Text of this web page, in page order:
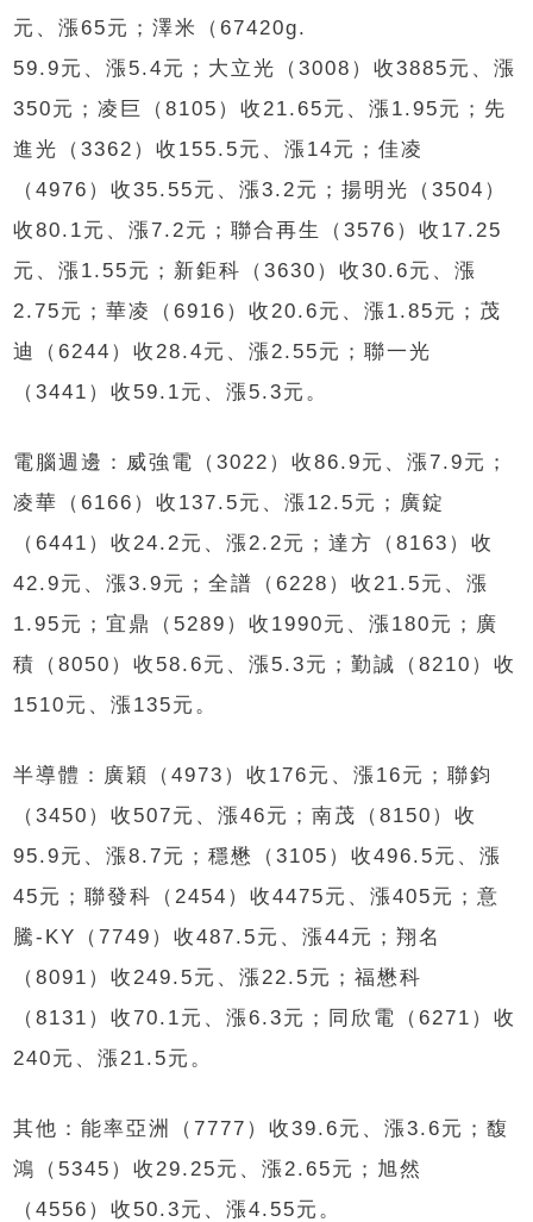
元、漲65元；澤米（67420g.
59.9元、漲5.4元；大立光（3008）收3885元、漲
350元；凌巨（8105）收21.65元、漲1.95元；先
進光（3362）收155.5元、漲14元；佳凌
（4976）收35.55元、漲3.2元；揚明光（3504）
收80.1元、漲7.2元；聯合再生（3576）收17.25
元、漲1.55元；新鉅科（3630）收30.6元、漲
2.75元；華凌（6916）收20.6元、漲1.85元；茂
迪（6244）收28.4元、漲2.55元；聯一光
（3441）收59.1元、漲5.3元。
電腦週邊：威強電（3022）收86.9元、漲7.9元；
凌華（6166）收137.5元、漲12.5元；廣錠
（6441）收24.2元、漲2.2元；達方（8163）收
42.9元、漲3.9元；全譜（6228）收21.5元、漲
1.95元；宜鼎（5289）收1990元、漲180元；廣
積（8050）收58.6元、漲5.3元；勤誠（8210）收
1510元、漲135元。
半導體：廣穎（4973）收176元、漲16元；聯鈞
（3450）收507元、漲46元；南茂（8150）收
95.9元、漲8.7元；穩懋（3105）收496.5元、漲
45元；聯發科（2454）收4475元、漲405元；意
騰-KY（7749）收487.5元、漲44元；翔名
（8091）收249.5元、漲22.5元；福懋科
（8131）收70.1元、漲6.3元；同欣電（6271）收
240元、漲21.5元。
其他：能率亞洲（7777）收39.6元、漲3.6元；馥
鴻（5345）收29.25元、漲2.65元；旭然
（4556）收50.3元、漲4.55元。